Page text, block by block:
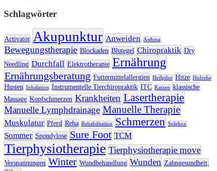
Schlagwörter
Activator Akupunktur Anweiden Asthma
Bewegungstherapie Blockaden Blutegel Chiropraktik Dry
Needling Durchfall Elektrotherapie Ernährung
Ernährungsberatung Futtermittelallergien Heilpilze Hitze Hufrehe
Husten Inhalation Instrumentelle Tierchiropraktik ITC Katzen
klassische
Massage Kopfschmerzen Krankheiten Lasertherapie
Manuelle Lymphdrainage Manuelle Therapie
Muskulatur Pferd Reha Rehabilitation Schmerzen Solebox
Sommer Spondylose Sure Foot TCM
Tierphysiotherapie Tierphysiotherapie move
Verspannungen Winter Wundbehandlung Wunden Zahngesundheit;